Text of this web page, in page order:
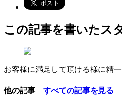
この記事を書いたス
お客様に満足して頂ける様に精一
他の記事 すべての記事を見る